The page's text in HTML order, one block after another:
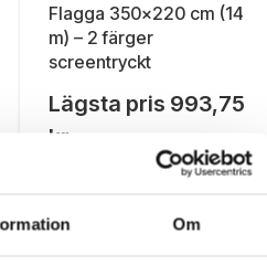
Om
Flagga 350x220 cm (14
m) – 2 färger
screentryckt
Lägsta pris 993,75
kr